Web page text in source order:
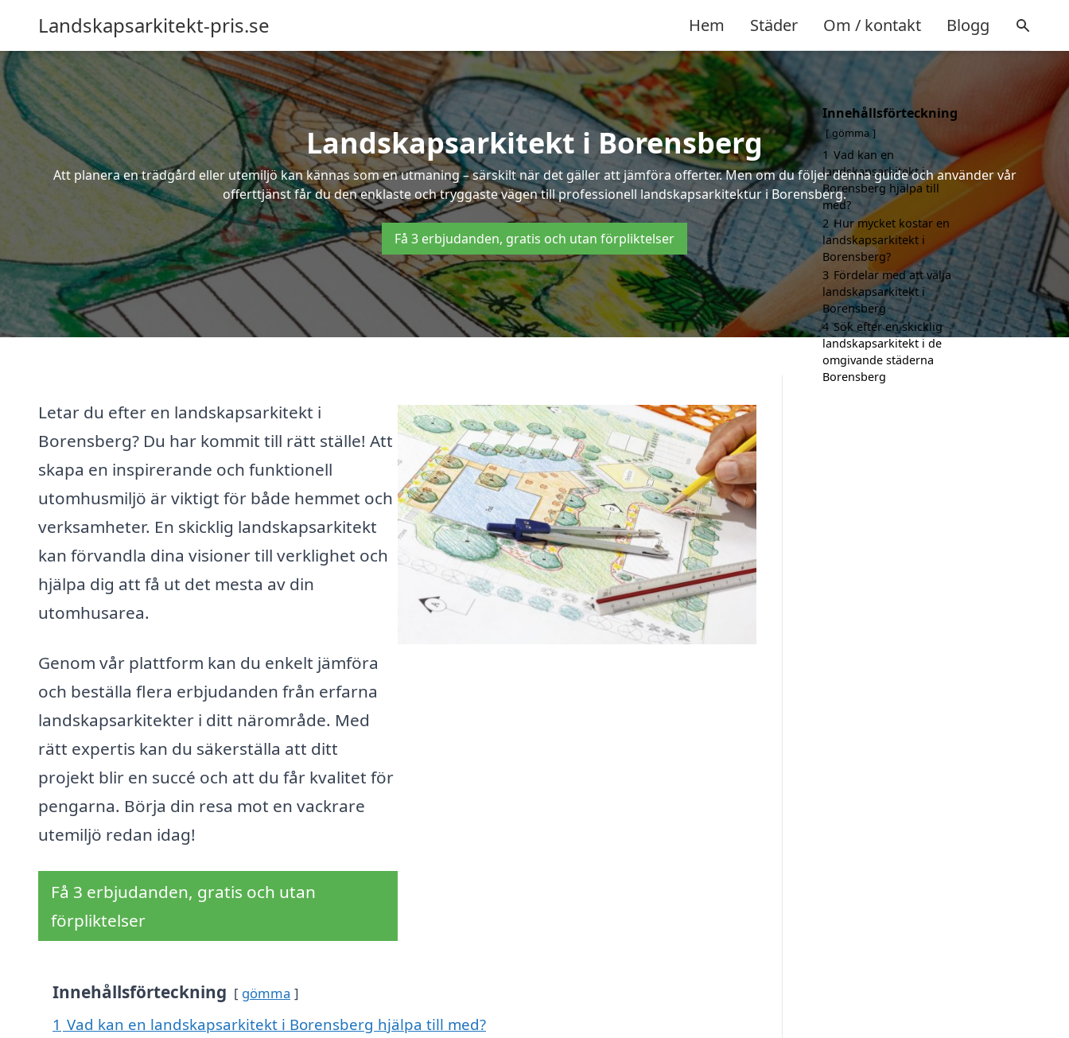
Landskapsarkitekt-pris.se Hem Städer Om / kontakt Blogg
Landskapsarkitekt i Borensberg
Att planera en trädgård eller utemiljö kan kännas som en utmaning – särskilt när det gäller att jämföra offerter. Men om du följer denna guide och använder vår
offerttjänst får du den enklaste och tryggaste vägen till professionell landskapsarkitektur i Borensberg.
Få 3 erbjudanden, gratis och utan förpliktelser
Letar du efter en landskapsarkitekt i
Borensberg? Du har kommit till rätt ställe! Att
skapa en inspirerande och funktionell
utomhusmiljö är viktigt för både hemmet och
verksamheter. En skicklig landskapsarkitekt
kan förvandla dina visioner till verklighet och
hjälpa dig att få ut det mesta av din
utomhusarea.
Genom vår plattform kan du enkelt jämföra
och beställa flera erbjudanden från erfarna
landskapsarkitekter i ditt närområde. Med
rätt expertis kan du säkerställa att ditt
projekt blir en succé och att du får kvalitet för
pengarna. Börja din resa mot en vackrare
utemiljö redan idag!
Få 3 erbjudanden, gratis och utan
förpliktelser
Innehållsförteckning gömma
1 Vad kan en landskapsarkitekt i Borensberg hjälpa till med?
Innehållsförteckning
gömma
1 Vad kan en
landskapsarkitekt i
Borensberg hjälpa till
med?
2 Hur mycket kostar en
landskapsarkitekt i
Borensberg?
3 Fördelar med att välja
landskapsarkitekt i
Borensberg
4 Sök efter en skicklig
landskapsarkitekt i de
omgivande städerna
Borensberg